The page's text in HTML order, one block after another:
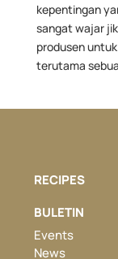
kepentingan
sangat wajar
produsen
terutama
RECIPES
BULETIN
Events
News